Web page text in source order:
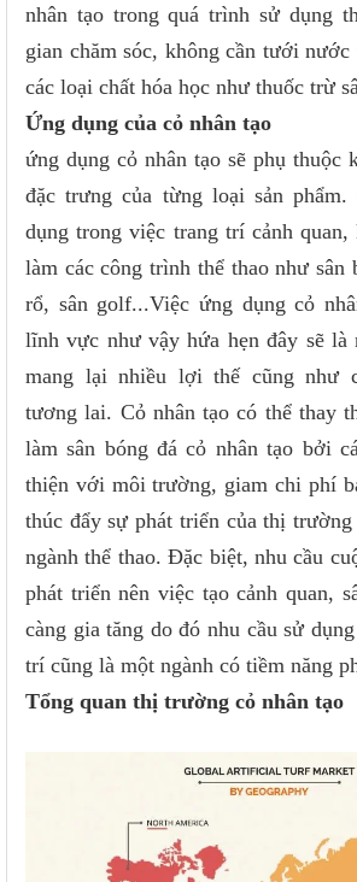
nhân tạo trong quá trình sử dụng
gian chăm sóc, không cần tưới nước
các loại chất hóa học như thuốc trừ
Ứng dụng của cỏ nhân tạo
ứng dụng cỏ nhân tạo sẽ phụ thuộc
đặc trưng của từng loại sản phẩm.
dụng trong việc trang trí cảnh
làm các công trình thể thao như sân
rổ, sân golf...Việc ứng dụng cỏ
lĩnh vực như vậy hứa hẹn đây sẽ là
mang lại nhiều lợi thế cũng như
tương lai. Cỏ nhân tạo có thể thay
làm sân bóng đá cỏ nhân tạo bởi
thiện với môi trường, giam chi phí
thúc đẩy sự phát triển của thị
ngành thể thao. Đặc biệt, nhu cầu
phát triển nên việc tạo cảnh quan,
càng gia tăng do đó nhu cầu sử
trí cũng là một ngành có tiềm năng
Tổng quan thị trường cỏ nhân tạo